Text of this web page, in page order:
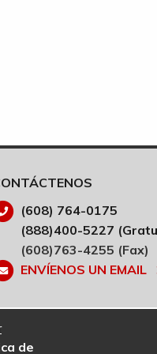
(608) 764-0175
(888)400-5227
(608)763-4255 (Fax)
ENVÍENOS UN EMAIL
de